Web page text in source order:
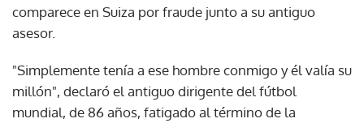
comparece en Suiza por fraude junto a su antiguo
asesor.
"Simplemente tenía a ese hombre conmigo y él valía su
millón", declaró el antiguo dirigente del fútbol
mundial, de 86 años, fatigado al término de la